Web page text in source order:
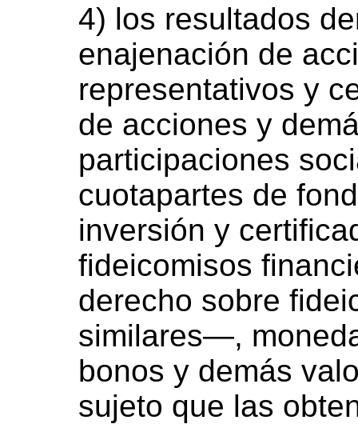
4) los resultados
enajenación de
representativos y
de acciones y
participaciones
cuotapartes de
inversión y
fideicomisos
derecho sobre
similares—,
bonos y demás
sujeto que las